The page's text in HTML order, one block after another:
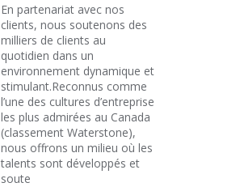
En partenariat avec nos
clients, nous soutenons des
milliers de clients au
quotidien dans un
environnement dynamique et
stimulant.Reconnus comme
l’une des cultures d’entreprise
les plus admirées au Canada
(classement Waterstone),
nous offrons un milieu où les
talents sont développés et
soute